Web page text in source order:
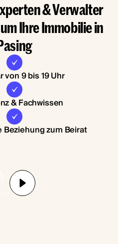
& Verwalter
Ihre Immobilie in
von 9 bis 19 Uhr
& Fachwissen
zum Beirat